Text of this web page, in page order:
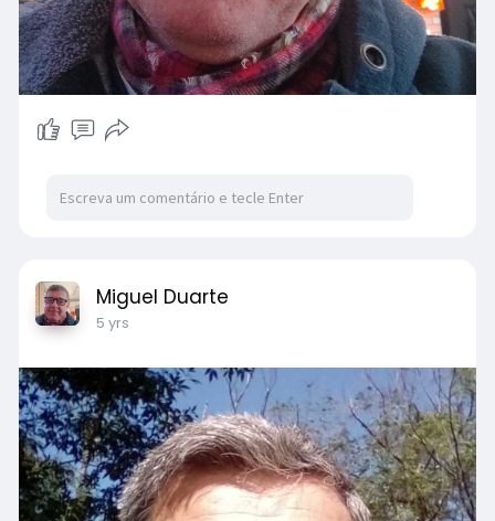
Miguel Duarte
5 yrs